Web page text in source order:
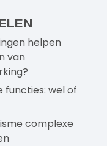
helpen
van
functies: wel of
complexe